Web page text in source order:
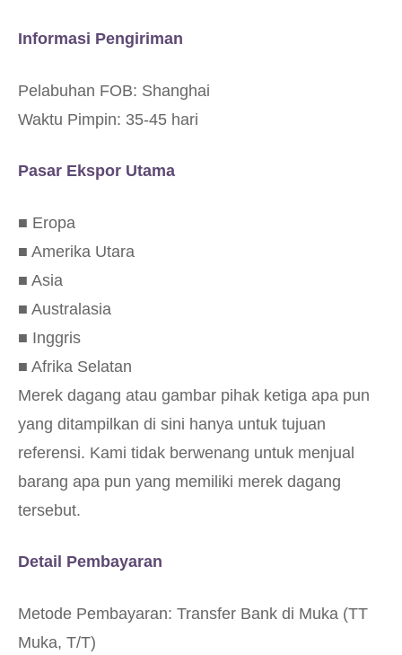
Informasi Pengiriman
Pelabuhan FOB: Shanghai
Waktu Pimpin: 35-45 hari
Pasar Ekspor Utama
■ Eropa
■ Amerika Utara
■ Asia
■ Australasia
■ Inggris
■ Afrika Selatan
Merek dagang atau gambar pihak ketiga apa pun
yang ditampilkan di sini hanya untuk tujuan
referensi. Kami tidak berwenang untuk menjual
barang apa pun yang memiliki merek dagang
tersebut.
Detail Pembayaran
Metode Pembayaran: Transfer Bank di Muka (TT
Muka, T/T)